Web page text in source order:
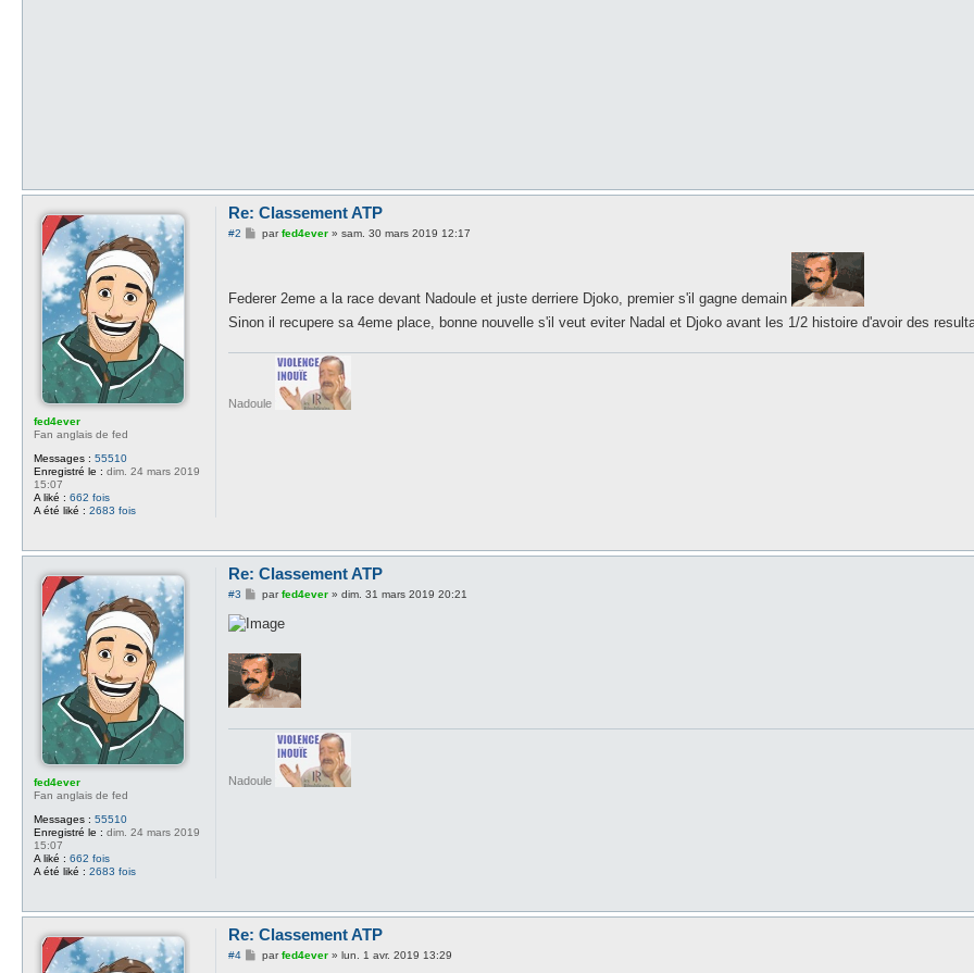
fed4ever
Fan anglais de fed
Messages : 55510
Enregistré le : dim. 24 mars 2019
15:07
A liké : 662 fois
A été liké : 2683 fois
Re: Classement ATP
#2
M
g
parfed4ever »sam. 30 mars 2019 12:17
Federer 2eme a la race devant Nadoule et juste derriere Djoko, premier s'il gagne demain
Sinon il recupere sa 4eme place, bonne nouvelle s'il veut eviter Nadal et Djoko avant les 1/2 histoire d'avoir des
Nadoule
fed4ever
Fan anglais de fed
Messages : 55510
Enregistré le : dim. 24 mars 2019
15:07
A liké : 662 fois
A été liké : 2683 fois
Re: Classement ATP
#3
M
s
s
g
e
parfed4ever »dim. 31 mars 2019 20:21
Nadoule
Re: Classement ATP
#4
Mparfed4ever »lun. 1 avr. 2019 13:29